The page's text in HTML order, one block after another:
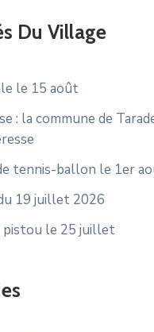
Du Village
le 15 août
: la commune de
tennis-ballon le 1er
19 juillet 2026
pistou le 25 juillet